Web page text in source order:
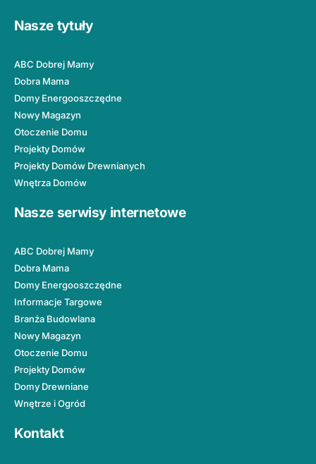
Nasze tytuły
ABC Dobrej Mamy
Dobra Mama
Domy Energooszczędne
Nowy Magazyn
Otoczenie Domu
Projekty Domów
Projekty Domów Drewnianych
Wnętrza Domów
Nasze serwisy internetowe
ABC Dobrej Mamy
Dobra Mama
Domy Energooszczędne
Informacje Targowe
Branża Budowlana
Nowy Magazyn
Otoczenie Domu
Projekty Domów
Domy Drewniane
Wnętrze i Ogród
Kontakt